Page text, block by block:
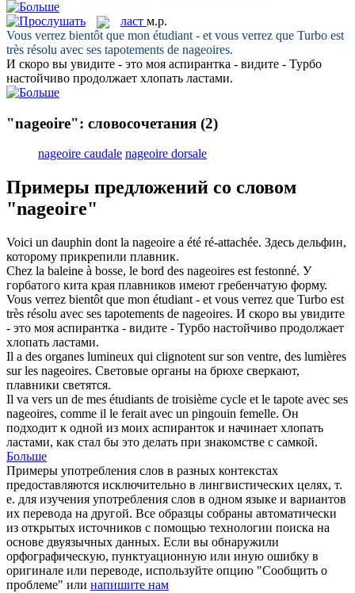
ласт м.р.
Vous verrez bientôt que mon étudiant - et vous verrez que Turbo est
très résolu avec ses tapotements de nageoires.
И скоро вы увидите - это моя аспирантка - видите - Турбо
настойчиво продолжает хлопать ластами.
"nageoire": словосочетания (2)
nageoire caudale nageoire dorsale
Примеры предложений со словом
"nageoire"
Voici un dauphin dont la nageoire a été ré-attachée. Здесь дельфин,
которому прикрепили плавник.
Chez la baleine à bosse, le bord des nageoires est festonné. У
горбатого кита края плавников имеют гребенчатую форму.
Vous verrez bientôt que mon étudiant - et vous verrez que Turbo est
très résolu avec ses tapotements de nageoires. И скоро вы увидите
- это моя аспирантка - видите - Турбо настойчиво продолжает
хлопать ластами.
Il a des organes lumineux qui clignotent sur son ventre, des lumières
sur les nageoires. Световые органы на брюхе сверкают,
плавники светятся.
Il va vers un de mes étudiants de troisième cycle et le tapote avec ses
nageoires, comme il le ferait avec un pingouin femelle. Он
подходит к одной из моих аспиранток и начинает хлопать
ластами, как стал бы это делать при знакомстве с самкой.
Больше
Примеры употребления слов в разных контекстах
предоставляются исключительно в лингвистических целях, т.
е. для изучения употребления слов в одном языке и вариантов
их перевода на другой. Все образцы собраны автоматически
из открытых источников с помощью технологии поиска на
основе двуязычных данных. Если вы обнаружили
орфографическую, пунктуационную или иную ошибку в
оригинале или переводе, используйте опцию "Сообщить о
проблеме" или напишите нам